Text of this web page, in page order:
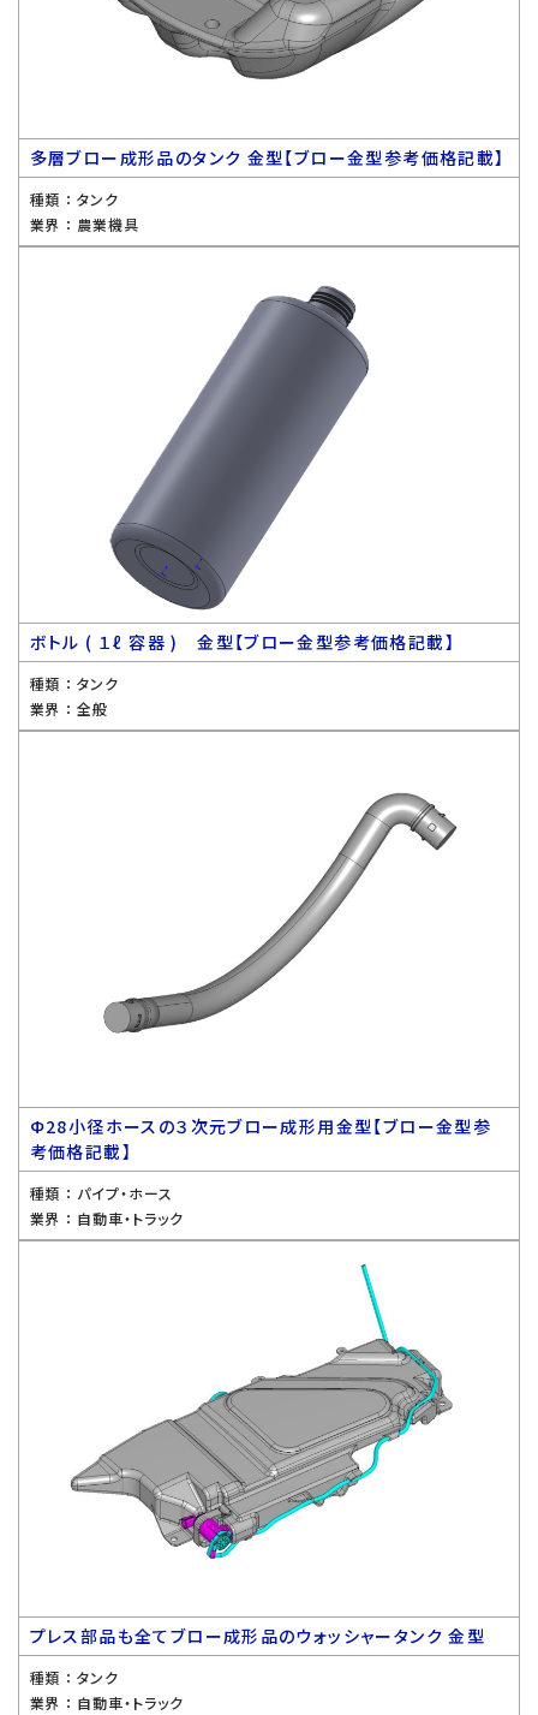
多層ブロー成形品のタンク 金型【ブロー金型参考価格記載】
種類 ： タンク
業界 ： 農業機具
ボトル ( １ℓ 容器 ) 金型【ブロー金型参考価格記載】
種類 ： タンク
業界 ： 全般
Ф28小径ホースの３次元ブロー成形用金型【ブロー金型参
考価格記載】
種類 ： パイプ・ホース
業界 ： 自動車・トラック
プレス部品も全てブロー成形品のウォッシャータンク 金型
種類 ： タンク
業界 ： 自動車・トラック